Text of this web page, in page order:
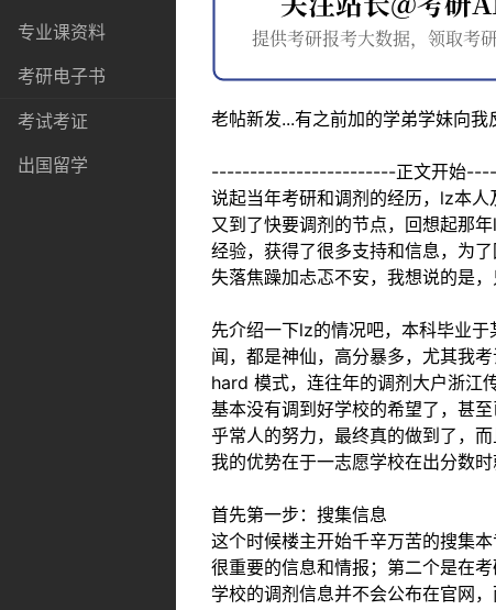
专业课资料
考研电子书
考试考证
出国留学
老帖新发...有之前加的学弟学妹向
------------------------正文开始
说起当年考研和调剂的经历，lz本人
又到了快要调剂的节点，回想起那
经验，获得了很多支持和信息，为
失落焦躁加忐忑不安，我想说的是
先介绍一下lz的情况吧，本科毕业
闻，都是神仙，高分暴多，尤其我
hard 模式，连往年的调剂大户浙江
基本没有调到好学校的希望了，甚
乎常人的努力，最终真的做到了，
我的优势在于一志愿学校在出分数
首先第一步：搜集信息
这个时候楼主开始千辛万苦的搜集
很重要的信息和情报；第二个是在
学校的调剂信息并不会公布在官网